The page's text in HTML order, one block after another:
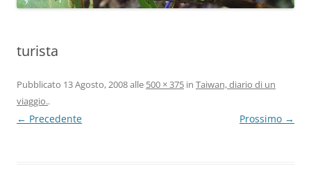
turista
Pubblicato 13 Agosto, 2008alle 500 × 375 in Taiwan, diario di un
viaggio..
← Precedente Prossimo →